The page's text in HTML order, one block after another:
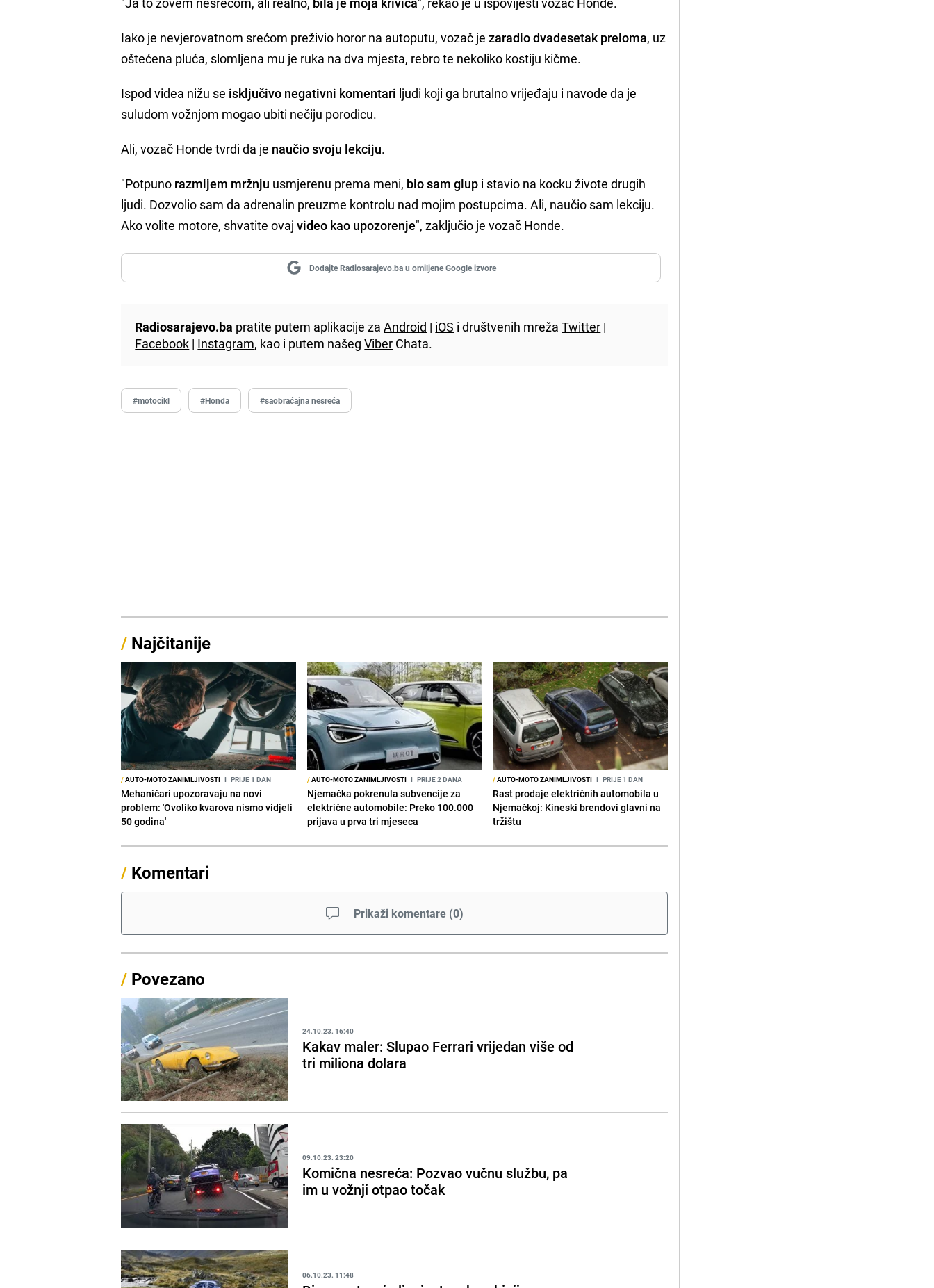
Iako je nevjerovatnom srećom preživio horor na autoputu, vozač jezaradio dvadesetak preloma, uz
oštećena pluća, slomljena mu je ruka na dva mjesta, rebro te nekoliko kostiju kičme.
Ispod videa nižu se isključivo negativni komentari ljudi koji ga brutalno vrijeđaju i navode da je
suludom vožnjom mogao ubiti nečiju porodicu.
Ali, vozač Honde tvrdi da je naučio svoju lekciju.
"Potpuno razmijem mržnju usmjerenu prema meni, bio sam glup i stavio na kocku živote drugih
ljudi. Dozvolio sam da adrenalin preuzme kontrolu nad mojim postupcima. Ali, naučio sam lekciju.
Ako volite motore, shvatite ovajvideo kao upozorenje", zaključio je vozač Honde.
Dodajte Radiosarajevo.ba u omiljene Google izvore
Radiosarajevo.ba pratite putem aplikacije zaAndroid | iOS i društvenih mrežaTwitter |
Facebook | Instagram, kao i putem našegViber Chata.
#motocikl #Honda #saobraćajna nesreća
/ Najčitanije
/AUTO-MOTO ZANIMLJIVOSTI I PRIJE 1 DAN
Mehaničari upozoravaju na novi
problem: 'Ovoliko kvarova nismo vidjeli
50 godina'
/AUTO-MOTO ZANIMLJIVOSTI I PRIJE 2 DANA
Njemačka pokrenula subvencije za
električne automobile: Preko 100.000
prijava u prva tri mjeseca
/AUTO-MOTO ZANIMLJIVOSTI I PRIJE 1 DAN
Rast prodaje električnih automobila u
Njemačkoj: Kineski brendovi glavni na
tržištu
/ Komentari
Prikaži komentare (0)
/ Povezano
24.10.23. 16:40
Kakav maler: Slupao Ferrari vrijedan više od
tri miliona dolara
09.10.23. 23:20
Komična nesreća: Pozvao vučnu službu, pa
im u vožnji otpao točak
06.10.23. 11:48